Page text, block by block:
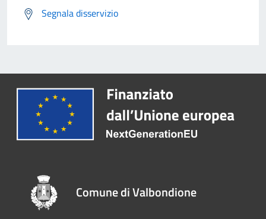
Segnala disservizio
Comune di Valbondione